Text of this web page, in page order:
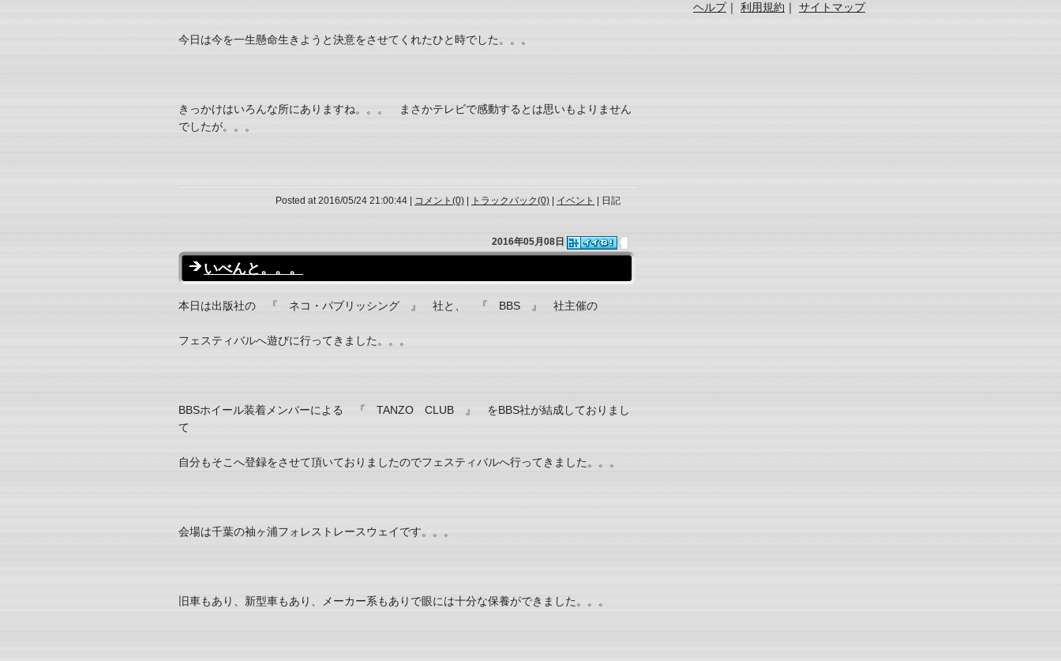
今日は今を一生懸命生きようと決意をさせてくれたひと時でした。。。
きっかけはいろんな所にありますね。。。 まさかテレビで感動するとは思いもよりません
でしたが。。。
Posted at 2016/05/24 21:00:44 | コメント(0) トラックバック(0) イベント | 日記
2016年05月08日
いべんと。。。
本日は出版社の 『 ネコ・パブリッシング 』 社と、 『 BBS 』 社主催の
フェスティバルへ遊びに行ってきました。。。
BBSホイール装着メンバーによる 『 TANZO CLUB 』 をBBS社が結成しておりまし
て
自分もそこへ登録をさせて頂いておりましたのでフェスティバルへ行ってきました。。。
会場は千葉の袖ヶ浦フォレストレースウェイです。。。
旧車もあり、新型車もあり、メーカー系もありで眼には十分な保養ができました。。。
ヘルプ｜ 利用規約 ｜ サイトマップ